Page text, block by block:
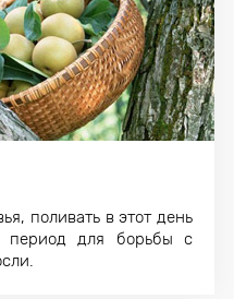
поливать в этот день
период для борьбы с